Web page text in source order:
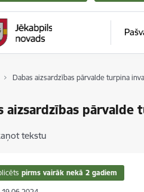
Dabas aizsardzības pārvalde turpina
aizsardzības pārvalde
tekstu
pirms vairāk nekā 2 gadiem